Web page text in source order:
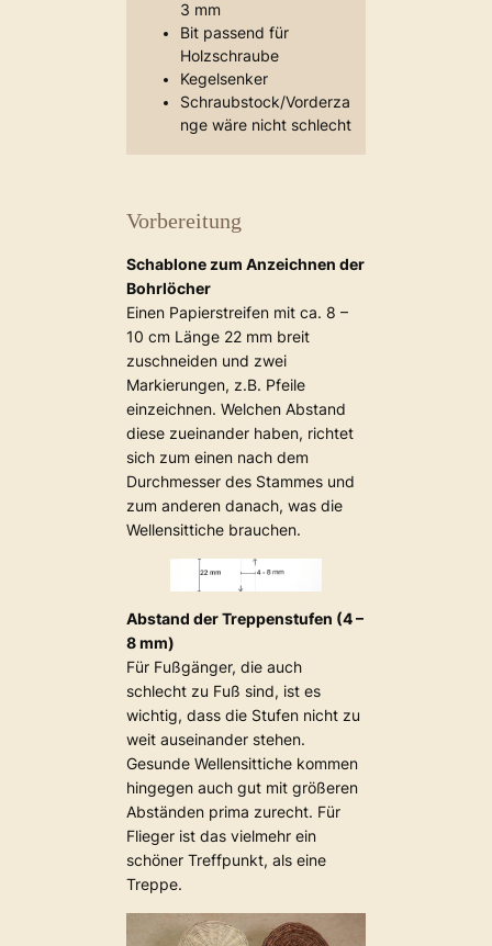
3 mm
Bit passend für
Holzschraube
Kegelsenker
Schraubstock/Vorderza
nge wäre nicht schlecht
Vorbereitung
Schablone zum Anzeichnen der
Bohrlöcher
Einen Papierstreifen mit ca. 8 –
10 cm Länge 22 mm breit
zuschneiden und zwei
Markierungen, z.B. Pfeile
einzeichnen. Welchen Abstand
diese zueinander haben, richtet
sich zum einen nach dem
Durchmesser des Stammes und
zum anderen danach, was die
Wellensittiche brauchen.
Abstand der Treppenstufen (4 –
8 mm)
Für Fußgänger, die auch
schlecht zu Fuß sind, ist es
wichtig, dass die Stufen nicht zu
weit auseinander stehen.
Gesunde Wellensittiche kommen
hingegen auch gut mit größeren
Abständen prima zurecht. Für
Flieger ist das vielmehr ein
schöner Treffpunkt, als eine
Treppe.